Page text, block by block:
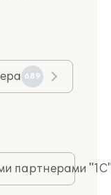
689
партнерами